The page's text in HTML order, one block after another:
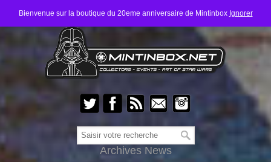
Bienvenue sur la boutique du 20eme anniversaire de Mintinbox Ignorer
Archives News